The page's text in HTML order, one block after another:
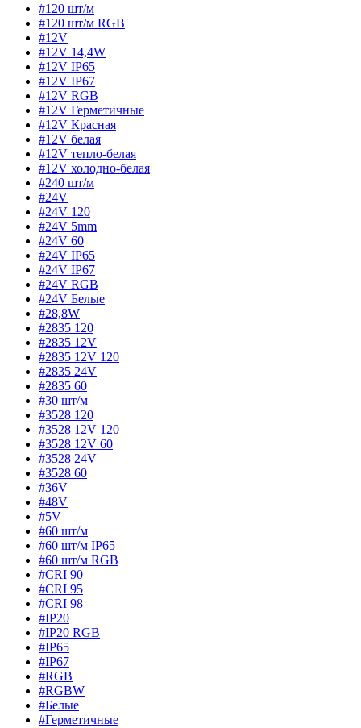
#120 шт/м
#120 шт/м RGB
#12V
#12V 14,4W
#12V IP65
#12V IP67
#12V RGB
#12V Герметичные
#12V Красная
#12V белая
#12V тепло-белая
#12V холодно-белая
#240 шт/м
#24V
#24V 120
#24V 5mm
#24V 60
#24V IP65
#24V IP67
#24V RGB
#24V Белые
#28,8W
#2835 120
#2835 12V
#2835 12V 120
#2835 24V
#2835 60
#30 шт/м
#3528 120
#3528 12V 120
#3528 12V 60
#3528 24V
#3528 60
#36V
#48V
#5V
#60 шт/м
#60 шт/м IP65
#60 шт/м RGB
#CRI 90
#CRI 95
#CRI 98
#IP20
#IP20 RGB
#IP65
#IP67
#RGB
#RGBW
#Белые
#Герметичные